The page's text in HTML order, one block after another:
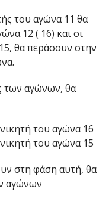
του αγώνα 11 θα
12 ( 16) και οι
θα περάσουν στην
των αγώνων, θα
του αγώνα 16
του αγώνα 15
στη φάση αυτή, θα
αγώνων